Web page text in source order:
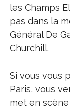
les Champs
pas dans la
Général De
Churchill.
Si vous vous
Paris, vous
met en